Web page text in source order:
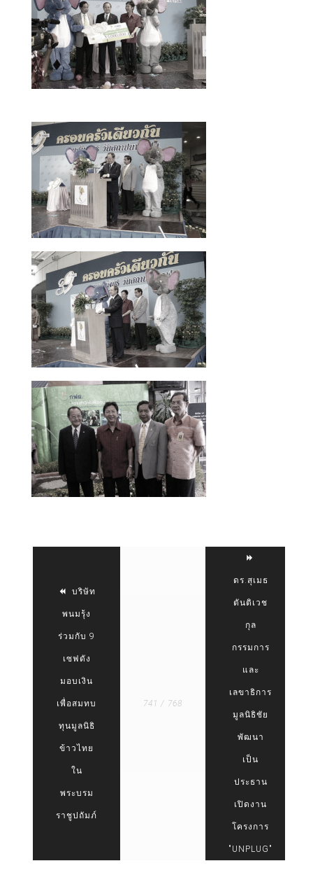
บริษัท
พนมรุ้ง
ร่วมกับ 9
เซฟดัง
มอบเงิน
เพื่อสมทบ
ทุนมูลนิธิ
ข้าวไทย
ใน
พระบรม
ราชูปถัมภ์
741 / 768
ดร.สุเมธ
ตันติเวช
กุล
กรรมการ
และ
เลขาธิการ
มูลนิธิชัย
พัฒนา
เป็น
ประธาน
เปิดงาน
โครงการ
"UNPLUG"